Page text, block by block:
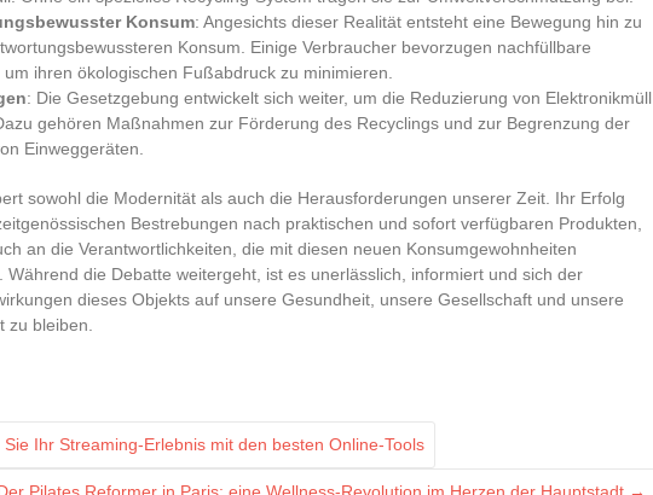
Konsum: Angesichts dieser Realität entsteht eine Bewegung hin zu
Konsum. Einige Verbraucher bevorzugen nachfüllbare
ihren ökologischen Fußabdruck zu minimieren.
: Die Gesetzgebung entwickelt sich weiter, um die Reduzierung von Elektronikmüll
gehören Maßnahmen zur Förderung des Recyclings und zur Begrenzung der
Einweggeräten.
sowohl die Modernität als auch die Herausforderungen unserer Zeit. Ihr Erfolg
Bestrebungen nach praktischen und sofort verfügbaren Produkten,
an die Verantwortlichkeiten, die mit diesen neuen Konsumgewohnheiten
Während die Debatte weitergeht, ist es unerlässlich, informiert und sich der
dieses Objekts auf unsere Gesundheit, unsere Gesellschaft und unsere
zu bleiben.
Sie Ihr Streaming-Erlebnis mit den besten Online-Tools